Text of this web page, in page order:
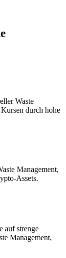
Waste
durch hohe
Management,
Assets.
auf strenge
Management,